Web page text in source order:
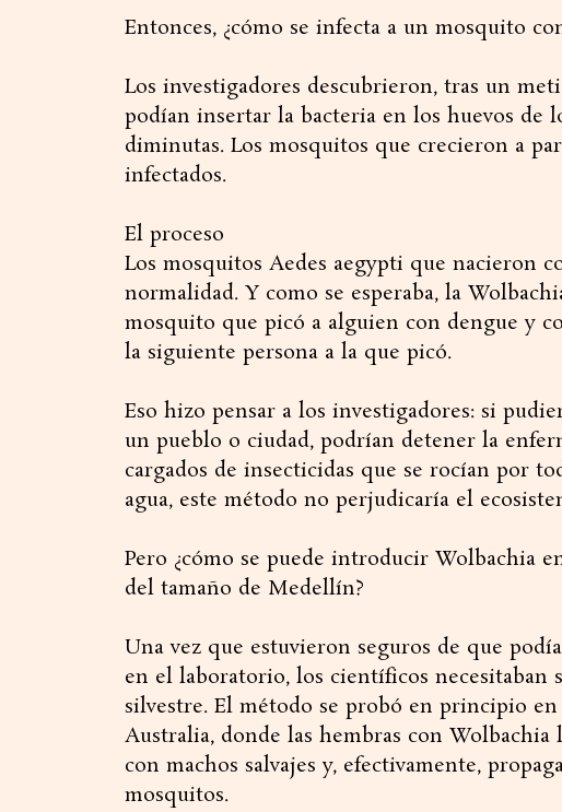
Entonces, ¿cómo se infecta a un mosquito
Los investigadores descubrieron, tras un
podían insertar la bacteria en los huevos de
diminutas. Los mosquitos que crecieron a
infectados.
El proceso
Los mosquitos Aedes aegypti que nacieron
normalidad. Y como se esperaba, la
mosquito que picó a alguien con dengue y
la siguiente persona a la que picó.
Eso hizo pensar a los investigadores: si
un pueblo o ciudad, podrían detener la
cargados de insecticidas que se rocían por
agua, este método no perjudicaría el
Pero ¿cómo se puede introducir Wolbachia
del tamaño de Medellín?
Una vez que estuvieron seguros de que
en el laboratorio, los científicos necesitaban
silvestre. El método se probó en principio
Australia, donde las hembras con Wolbachia
con machos salvajes y, efectivamente,
mosquitos.